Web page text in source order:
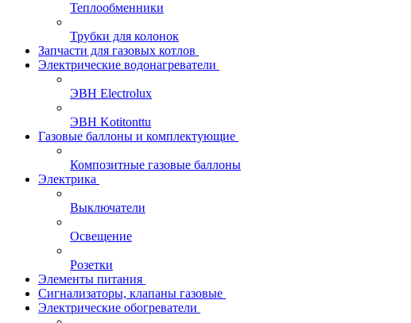
Теплообменники
Трубки для колонок
Запчасти для газовых котлов
Электрические водонагреватели
ЭВН Electrolux
ЭВН Kotitonttu
Газовые баллоны и комплектующие
Композитные газовые баллоны
Электрика
Выключатели
Освещение
Розетки
Элементы питания
Сигнализаторы, клапаны газовые
Электрические обогреватели